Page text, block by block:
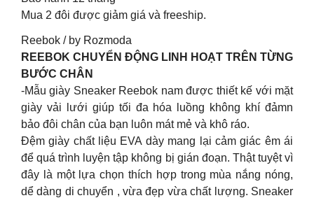
Mua 2 đôi được giảm giá và freeship.
Reebok / by Rozmoda
REEBOK CHUYỂN ĐỘNG LINH HOẠT TRÊN TỪNG
BƯỚC CHÂN
-Mẫu giày Sneaker Reebok nam được thiết kế với mặt
giày vải lưới giúp tối đa hóa luồng không khí đảmn
bảo đôi chân của bạn luôn mát mẻ và khô ráo.
Đệm giày chất liệu EVA dày mang lại cảm giác êm ái
để quá trình luyện tập không bị gián đoạn. Thật tuyệt vì
đây là một lựa chọn thích hợp trong mùa nắng nóng,
dể dàng di chuyển , vừa đẹp vừa chất lượng. Sneaker